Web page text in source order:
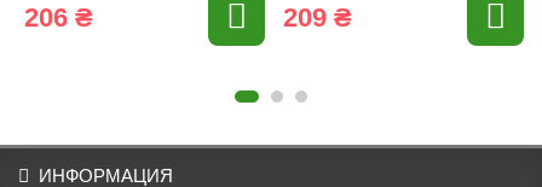
206 ₴ 209 ₴
ИНФОРМАЦИЯ